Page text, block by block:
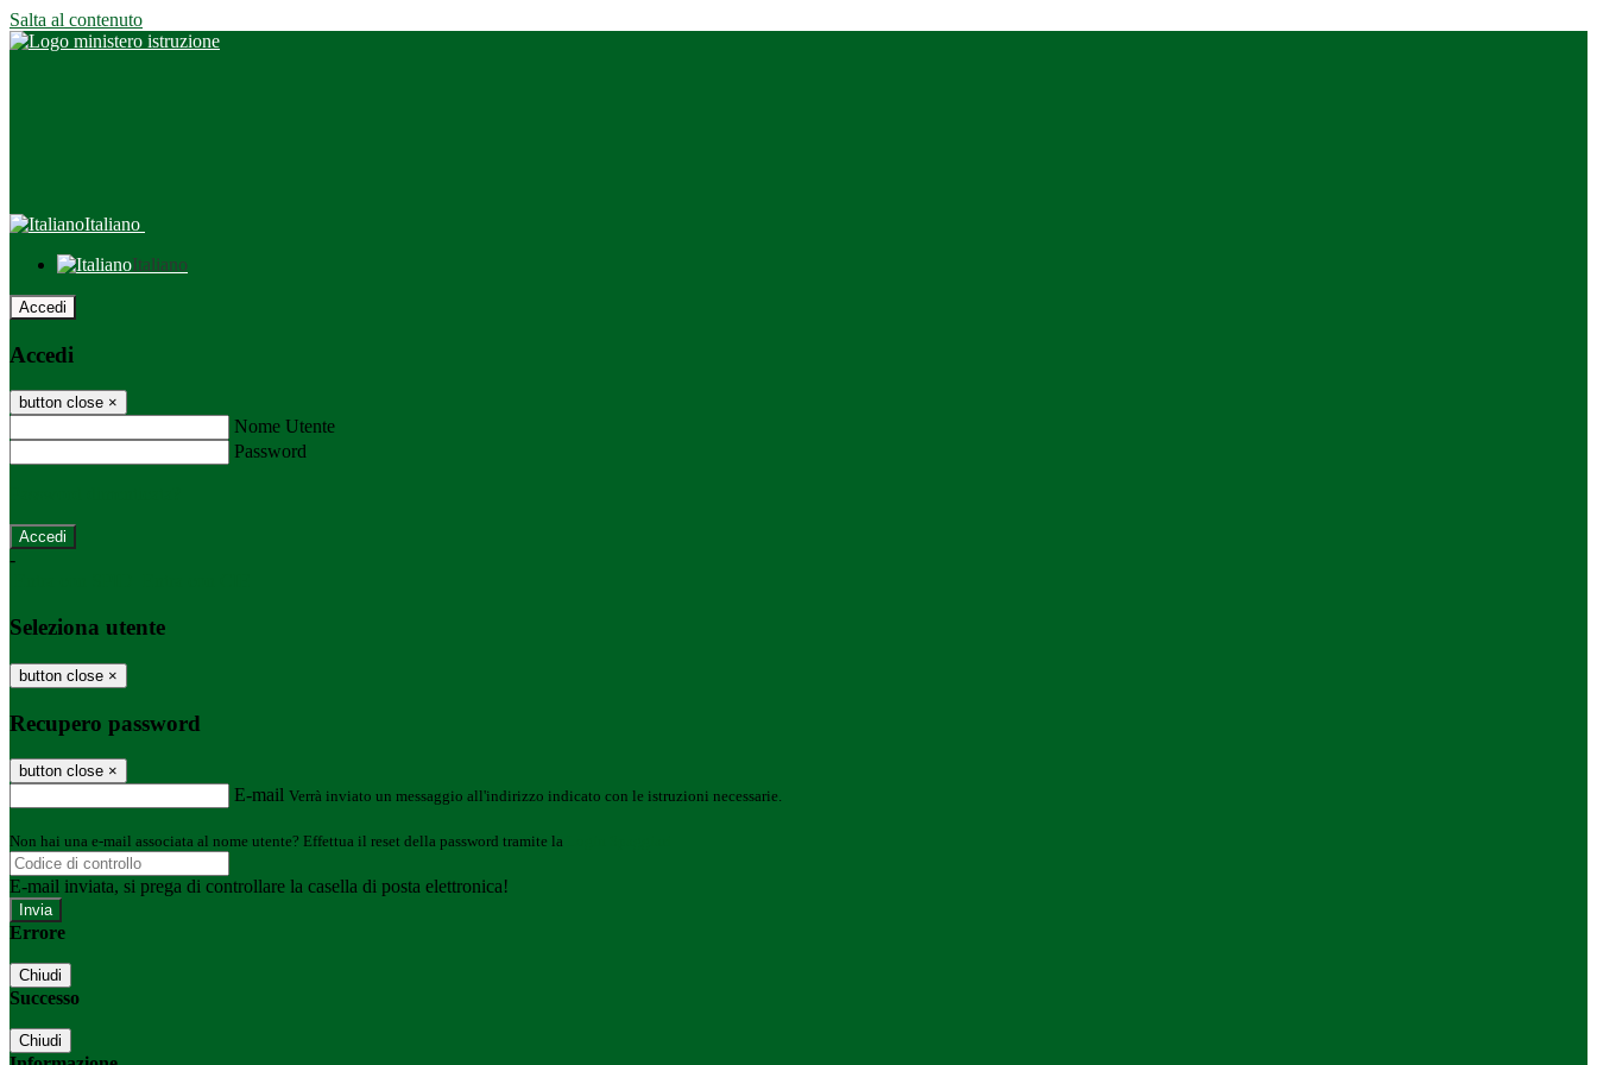
Salta al contenuto
Italiano
Italiano
Accedi
Accedi
button close ×
Nome Utente
Password
-
Seleziona utente
button close ×
Recupero password
button close ×
E-mail Verrà inviato un messaggio all'indirizzo indicato con le istruzioni necessarie.
Non hai una e-mail associata al nome utente? Effettua il reset della password tramite la
E-mail inviata, si prega di controllare la casella di posta elettronica!
Errore
Chiudi
Successo
Chiudi